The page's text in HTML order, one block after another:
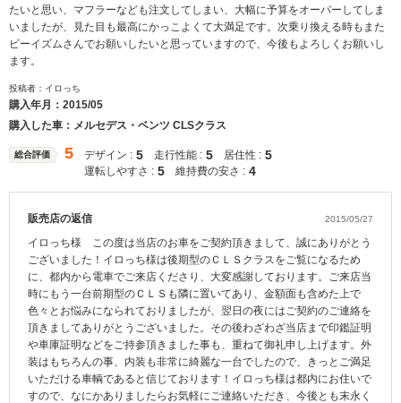
たいと思い、マフラーなども注文してしまい、大幅に予算をオーバーしてしま
いましたが、見た目も最高にかっこよくて大満足です。次乗り換える時もまた
ビーイズムさんでお願いしたいと思っていますので、今後もよろしくお願いし
ます。
投稿者：イロっち
購入年月： 2015/05
購入した車：メルセデス・ベンツ CLSクラス
総合評価 5 デザイン : 5 走行性能 : 5 居住性 : 5
運転しやすさ : 5 維持費の安さ : 4
販売店の返信 2015/05/27
イロっち様 この度は当店のお車をご契約頂きまして、誠にありがとう
ございました！イロっち様は後期型のＣＬＳクラスをご覧になるため
に、都内から電車でご来店くださり、大変感謝しております。ご来店当
時にもう一台前期型のＣＬＳも隣に置いてあり、金額面も含めた上で
色々とお悩みになられておりましたが、翌日の夜にはご契約のご連絡を
頂きましてありがとうございました。その後わざわざ当店まで印鑑証明
や車庫証明などをご持参頂きました事も、重ねて御礼申し上げます。外
装はもちろんの事、内装も非常に綺麗な一台でしたので、きっとご満足
いただける車輌であると信じております！イロっち様は都内にお住いで
すので、なにかありましたらお気軽にご連絡いただき、今後とも末永く